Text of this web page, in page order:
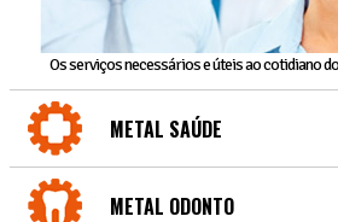
Os serviços necessários e úteis ao cotidiano
METAL SAÚDE
METAL ODONTO